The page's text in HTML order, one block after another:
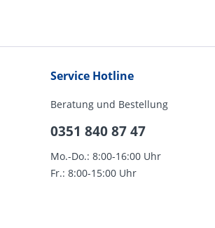
Service Hotline
Beratung und Bestellung
0351 840 87 47
Mo.-Do.: 8:00-16:00 Uhr
Fr.: 8:00-15:00 Uhr